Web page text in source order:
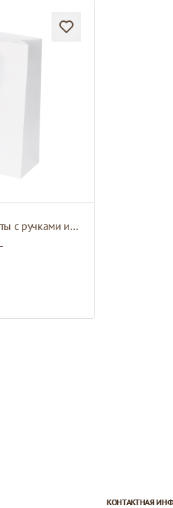
Белые бумажные пакеты с ручками из атласной ленты
КОНТАКТНАЯ